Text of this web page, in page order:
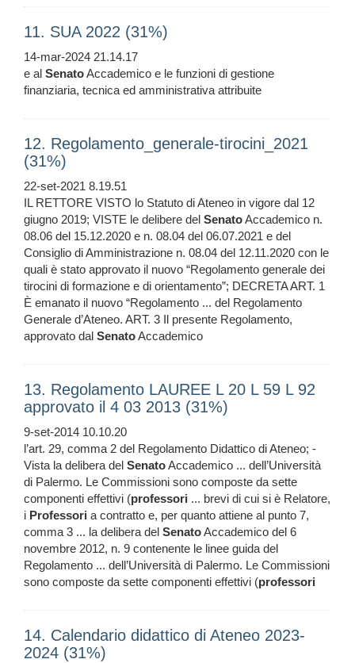
11. SUA 2022 (31%)
14-mar-2024 21.14.17
e al SenatoAccademico e le funzioni di gestione
finanziaria, tecnica ed amministrativa attribuite
12. Regolamento_generale-tirocini_2021
(31%)
22-set-2021 8.19.51
IL RETTORE VISTO lo Statuto di Ateneo in vigore dal 12
giugno 2019; VISTE le delibere del SenatoAccademico n.
08.06 del 15.12.2020 e n. 08.04 del 06.07.2021 e del
Consiglio di Amministrazione n. 08.04 del 12.11.2020 con le
quali è stato approvato il nuovo “Regolamento generale dei
tirocini di formazione e di orientamento”; DECRETA ART. 1
È emanato il nuovo “Regolamento ... del Regolamento
Generale d’Ateneo. ART. 3 Il presente Regolamento,
approvato dal SenatoAccademico
13. Regolamento LAUREE L 20 L 59 L 92
approvato il 4 03 2013 (31%)
9-set-2014 10.10.20
l’art. 29, comma 2 del Regolamento Didattico di Ateneo; -
Vista la delibera del SenatoAccademico ... dell’Università
di Palermo. Le Commissioni sono composte da sette
componenti effettivi (professori ... brevi di cui si è Relatore,
i Professori a contratto e, per quanto attiene al punto 7,
comma 3 ... la delibera del SenatoAccademico del 6
novembre 2012, n. 9 contenente le linee guida del
Regolamento ... dell’Università di Palermo. Le Commissioni
sono composte da sette componenti effettivi (professori
14. Calendario didattico di Ateneo 2023-
2024 (31%)